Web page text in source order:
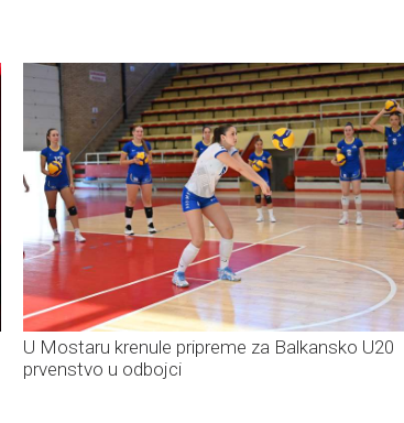
U Mostaru krenule pripreme za Balkansko U20
prvenstvo u odbojci